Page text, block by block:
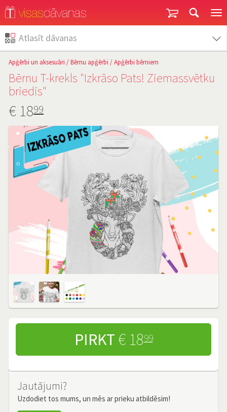
Atlasīt dāvanas
Apģērbi un aksesuāri /Bērnu apģērbi /Apģērbi bērniem
Bērnu T-krekls "Izkrāso Pats! Ziemassvētku
briedis"
€ 1899
PIRKT € 1899
Jautājumi?
Uzdodiet tos mums, un mēs ar prieku atbildēsim!